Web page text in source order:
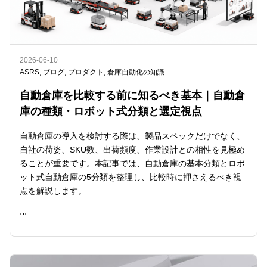
2026-06-10
ASRS, ブログ, プロダクト , 倉庫自動化の知識
自動倉庫を比較する前に知るべき基本｜自動倉
庫の種類・ロボット式分類と選定視点
自動倉庫の導入を検討する際は、製品スペックだけでなく、
自社の荷姿、SKU数、出荷頻度、作業設計との相性を見極め
ることが重要です。本記事では、自動倉庫の基本分類とロボ
ット式自動倉庫の5分類を整理し、比較時に押さえるべき視
点を解説します。
...
READ ME